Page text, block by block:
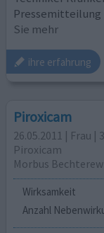
Sie mehr
ihre erfahrung
Piroxicam
26.05.2011 | Frau |
Piroxicam
Morbus Bechterew
Wirksamkeit
Anzahl